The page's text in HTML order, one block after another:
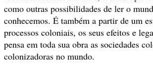
como outras possibilidades de ler o
conhecemos. É também a partir de um
processos coloniais, os seus efeitos e
pensa em toda sua obra as sociedades
colonizadoras no mundo.